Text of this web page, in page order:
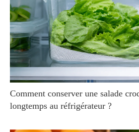
Comment conserver une salade
longtemps au réfrigérateur ?